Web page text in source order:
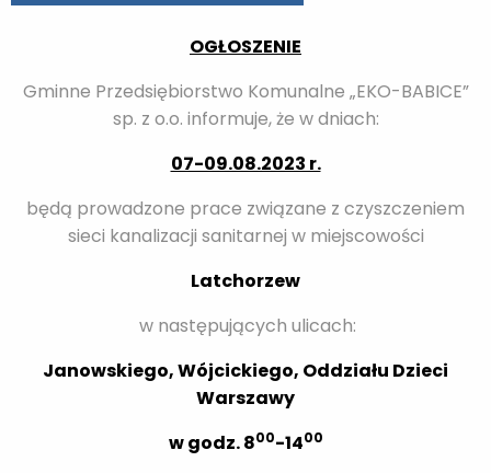
OGŁOSZENIE
Gminne Przedsiębiorstwo Komunalne „EKO-BABICE”
sp. z o.o. informuje, że w dniach:
07-09.08.2023 r.
będą prowadzone prace związane z czyszczeniem
sieci kanalizacji sanitarnej w miejscowości
Latchorzew
w następujących ulicach:
Janowskiego,Wójcickiego, Oddziału Dzieci
Warszawy
w godz. 800-1400